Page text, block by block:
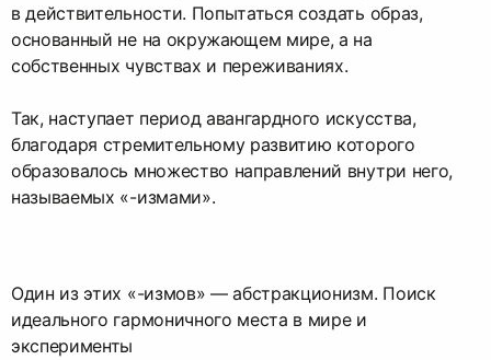
в действительности. Попытаться создать образ,
основанный не на окружающем мире, а на
собственных чувствах и переживаниях.
Так, наступает период авангардного искусства,
благодаря стремительному развитию которого
образовалось множество направлений внутри него,
называемых «-измами».
Один из этих «-измов» — абстракционизм. Поиск
идеального гармоничного места в мире и
эксперименты